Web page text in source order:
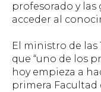
profesorado y
acceder al
El ministro de las
que “uno de los
hoy empieza a
primera